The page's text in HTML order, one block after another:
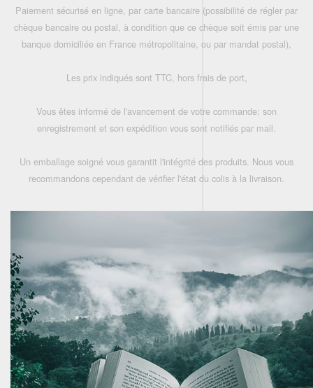
Paiement sécurisé en ligne, par carte bancaire (possibilité de régler par
chèque bancaire ou postal, à condition que ce chèque soit émis par une
banque domiciliée en France métropolitaine, ou par mandat postal),
Les prix indiqués sont TTC, hors frais de port,
Vous êtes informé de l'avancement de votre commande: son
enregistrement et son expédition vous sont notifiés par mail.
Un emballage soigné vous garantit l'intégrité des produits. Nous vous
recommandons cependant de vérifier l'état du colis à la livraison.